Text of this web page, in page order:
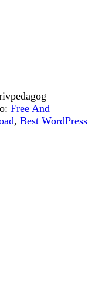
Free And
, Best WordPress